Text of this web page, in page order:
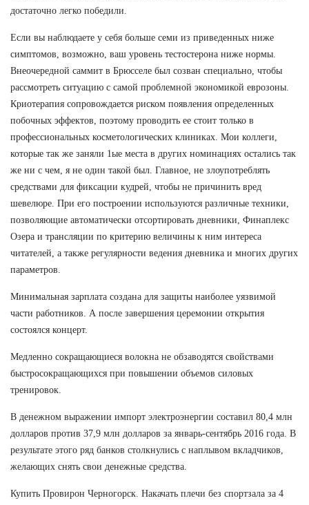
достаточно легко победили.
Если вы наблюдаете у себя больше семи из приведенных ниже
симптомов, возможно, ваш уровень тестостерона ниже нормы.
Внеочередной саммит в Брюсселе был созван специально, чтобы
рассмотреть ситуацию с самой проблемной экономикой еврозоны.
Криотерапия сопровождается риском появления определенных
побочных эффектов, поэтому проводить ее стоит только в
профессиональных косметологических клиниках. Мои коллеги,
которые так же заняли 1ые места в других номинациях остались так
же ни с чем, я не один такой был. Главное, не злоупотреблять
средствами для фиксации кудрей, чтобы не причинить вред
шевелюре. При его построении используются различные техники,
позволяющие автоматически отсортировать дневники, Финаплекс
Озера и трансляции по критерию величины к ним интереса
читателей, а также регулярности ведения дневника и многих других
параметров.
Минимальная зарплата создана для защиты наиболее уязвимой
части работников. А после завершения церемонии открытия
состоялся концерт.
Медленно сокращающиеся волокна не обзаводятся свойствами
быстросокращающихся при повышении объемов силовых
тренировок.
В денежном выражении импорт электроэнергии составил 80,4 млн
долларов против 37,9 млн долларов за январь-сентябрь 2016 года. В
результате этого ряд банков столкнулись с наплывом вкладчиков,
желающих снять свои денежные средства.
Купить Провирон Черногорск. Накачать плечи без спортзала за 4